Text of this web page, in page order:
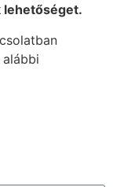
lehetőséget.